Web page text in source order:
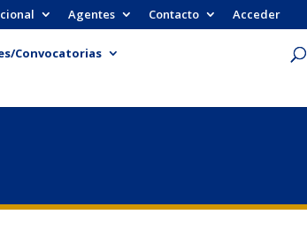
Agentes Contacto Acceder
Convocatorias